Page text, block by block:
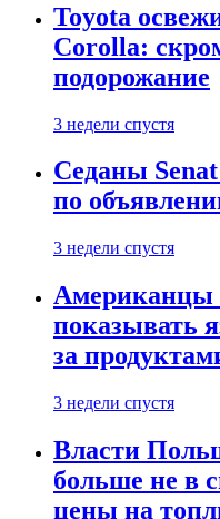
Toyota
Corolla:
подорожание
3 недели спустя
Седаны
по
3 недели спустя
Американцы
показывать
за
3 недели спустя
Власти
больше не в
цены на